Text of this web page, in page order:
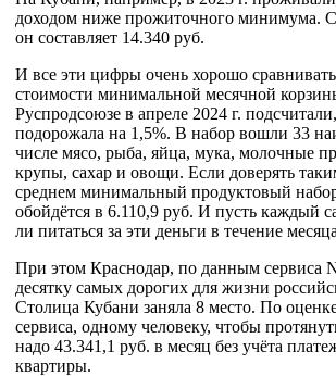
доходом ниже прожиточного минимума.
он составляет 14.340 руб.
И все эти цифры очень хорошо
стоимости минимальной месячной
Руспродсоюзе в апреле 2024 г.
подорожала на 1,5%. В набор вошли 33
числе мясо, рыба, яйца, мука, молочные
крупы, сахар и овощи. Если доверять
среднем минимальный продуктовый
обойдётся в 6.110,9 руб. И пусть каждый
ли питаться за эти деньги в течение
При этом Краснодар, по данным сервиса
десятку самых дорогих для жизни
Столица Кубани заняла 8 место. По
сервиса, одному человеку, чтобы
надо 43.341,1 руб. в месяц без учёта
квартиры.